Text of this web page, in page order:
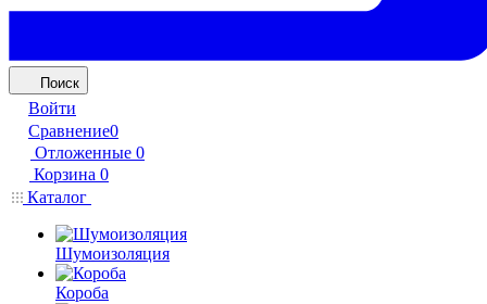
Поиск
Войти
Сравнение0
Отложенные 0
Корзина 0
Каталог
Шумоизоляция
Короба